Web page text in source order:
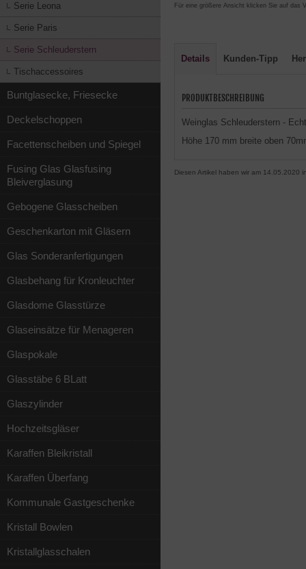
Serie Leona
Serie Paris
Serie Schleuderstern
Tischaccessoires
Buntglasecke, Friesecke
Deckelschoppen
Facettenscheiben und Spiegel
Fusing Glas Glasfusing
Bleiverglasung
Gebogene Glasscheiben
Geschenkarton mit Gläsern
Glas Sonderanfertigungen
Glasbehang für Kronleuchter
Glasdome Glasstürze
Glaseinsätze für Menageren
Glaspokale
Glasstäbe 6 BLatt
Glaszylinder
Hochzeitsgläser
Karaffen Bleikristall
Karaffen Überfang
Kommunale Gastgeschenke
Kristall Bowlen
Kristallglasschalen
Für eine größere Ansicht klicken Sie auf das
Details Kunden-Tipp
PRODUKTBESCHREIBUNG
Weinglas Schleuderstern -
Höhe 170 mm breite oben
Diesen Artikel haben wir am 14.05.2020